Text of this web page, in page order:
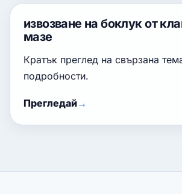
извозване на боклук от
мазе
Кратък преглед на свързана
подробности.
Прегледай